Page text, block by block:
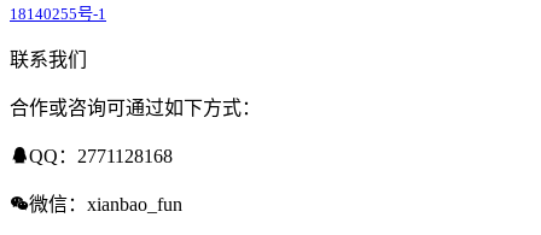
18140255号-1
联系我们
合作或咨询可通过如下方式：
QQ：2771128168
微信：xianbao_fun